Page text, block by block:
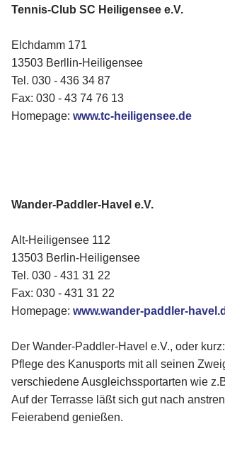
Tennis-Club SC Heiligensee e.V.
Elchdamm 171
13503 Berllin-Heiligensee
Tel. 030 - 436 34 87
​Fax: 030 - 43 74 76 13
Homepage:www.tc-heiligensee.de
Wander-Paddler-Havel e.V.
Alt-Heiligensee 112
13503 Berlin-Heiligensee
Tel. 030 - 431 31 22
Fax: 030 - 431 31 22
Homepage:www.wander-paddler-
Der Wander-Paddler-Havel e.V., oder
Pflege des Kanusports mit all seinen
verschiedene Ausgleichssportarten wie
Auf der Terrasse läßt sich gut nach
Feierabend genießen.